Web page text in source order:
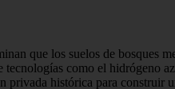
que los suelos de bosques
como el hidrógeno
privada histórica para construir